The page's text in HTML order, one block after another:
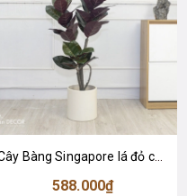
Cây Bàng Singapore lá đỏ cây giả trang trí Lan Decor (110cm) - LC2918-1
588.000₫